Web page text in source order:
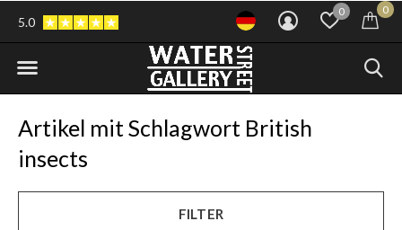
0 0
5.0
Artikel mit Schlagwort British
insects
FILTER